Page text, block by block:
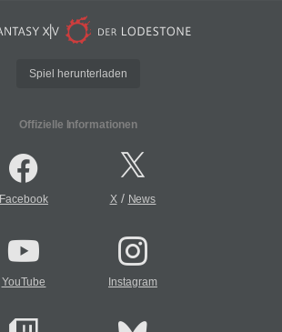
Spiel herunterladen
Offizielle Informationen
Facebook X/ News
YouTube Instagram